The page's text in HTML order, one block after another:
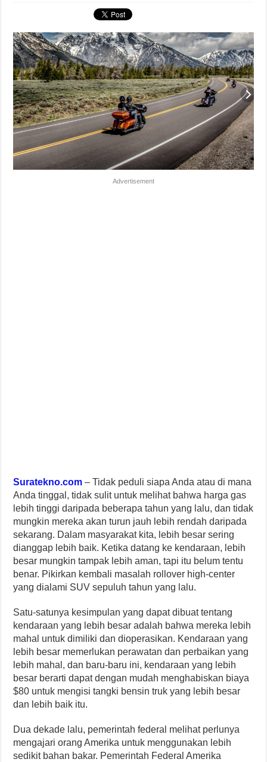
Advertisement
Suratekno.com – Tidak peduli siapa Anda atau di mana
Anda tinggal, tidak sulit untuk melihat bahwa harga gas
lebih tinggi daripada beberapa tahun yang lalu, dan tidak
mungkin mereka akan turun jauh lebih rendah daripada
sekarang. Dalam masyarakat kita, lebih besar sering
dianggap lebih baik. Ketika datang ke kendaraan, lebih
besar mungkin tampak lebih aman, tapi itu belum tentu
benar. Pikirkan kembali masalah rollover high-center
yang dialami SUV sepuluh tahun yang lalu.
Satu-satunya kesimpulan yang dapat dibuat tentang
kendaraan yang lebih besar adalah bahwa mereka lebih
mahal untuk dimiliki dan dioperasikan. Kendaraan yang
lebih besar memerlukan perawatan dan perbaikan yang
lebih mahal, dan baru-baru ini, kendaraan yang lebih
besar berarti dapat dengan mudah menghabiskan biaya
$80 untuk mengisi tangki bensin truk yang lebih besar
dan lebih baik itu.
Dua dekade lalu, pemerintah federal melihat perlunya
mengajari orang Amerika untuk menggunakan lebih
sedikit bahan bakar. Pemerintah Federal Amerika